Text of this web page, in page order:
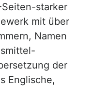
starker
mit über
Namen
der
Englische,